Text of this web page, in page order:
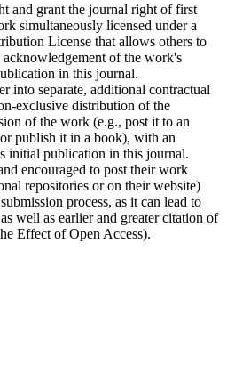
and grant the journal right of first
simultaneously licensed under a
License that allows others to
of the work's
in this journal.
into separate, additional contractual
exclusive distribution of the
of the work (e.g., post it to an
publish it in a book), with an
initial publication in this journal.
encouraged to post their work
repositories or on their website)
process, as it can lead to
well as earlier and greater citation of
Effect of Open Access).